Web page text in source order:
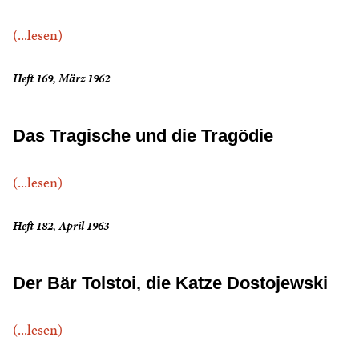
(...lesen)
Heft 169, März 1962
Das Tragische und die Tragödie
(...lesen)
Heft 182, April 1963
Der Bär Tolstoi, die Katze Dostojewski
(...lesen)